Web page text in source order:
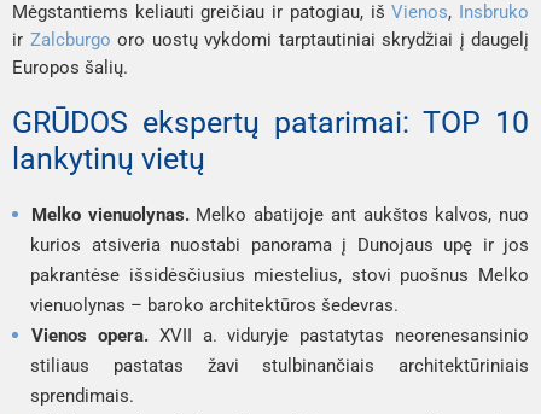
Mėgstantiems keliauti greičiau ir patogiau, išVienos, Insbruko
ir Zalcburgo oro uostų vykdomi tarptautiniai skrydžiai į daugelį
Europos šalių.
GRŪDOS ekspertų patarimai: TOP 10
lankytinų vietų
Melko vienuolynas. Melko abatijoje ant aukštos kalvos, nuo
kurios atsiveria nuostabi panorama į Dunojaus upę ir jos
pakrantėse išsidėsčiusius miestelius, stovi puošnus Melko
vienuolynas – baroko architektūros šedevras.
Vienos opera. XVII a. viduryje pastatytas neorenesansinio
stiliaus pastatas žavi stulbinančiais architektūriniais
sprendimais.